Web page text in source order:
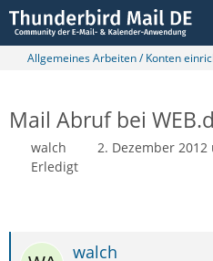
Allgemeines Arbeiten / Konten
Mail Abruf bei
walch 2. Dezember 2012
Erledigt
walch